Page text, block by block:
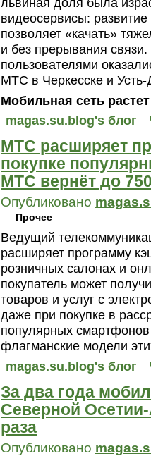
львиная доля была
видеосервисы:
позволяет «качать»
и без прерывания
пользователями
МТС в Черкесске и Усть-
Мобильная сеть растет
magas.su.blog's блог
МТС расширяет
покупке
МТС вернёт до
Опубликовано
Прочее
Ведущий
расширяет программу
розничных салонах и
покупатель может
товаров и услуг с
даже при покупке в
популярных
флагманские модели
magas.su.blog's блог
За два года
Северной
раза
Опубликовано